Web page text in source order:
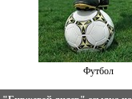
Футбол